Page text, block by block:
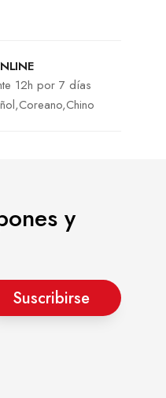
12h por 7 días
y
Suscribirse